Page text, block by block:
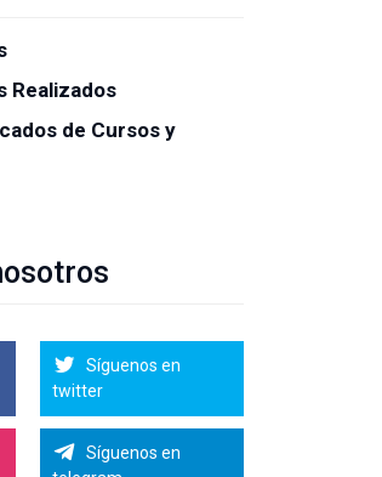
Realizados
de Cursos y
Síguenos en
twitter
Síguenos en